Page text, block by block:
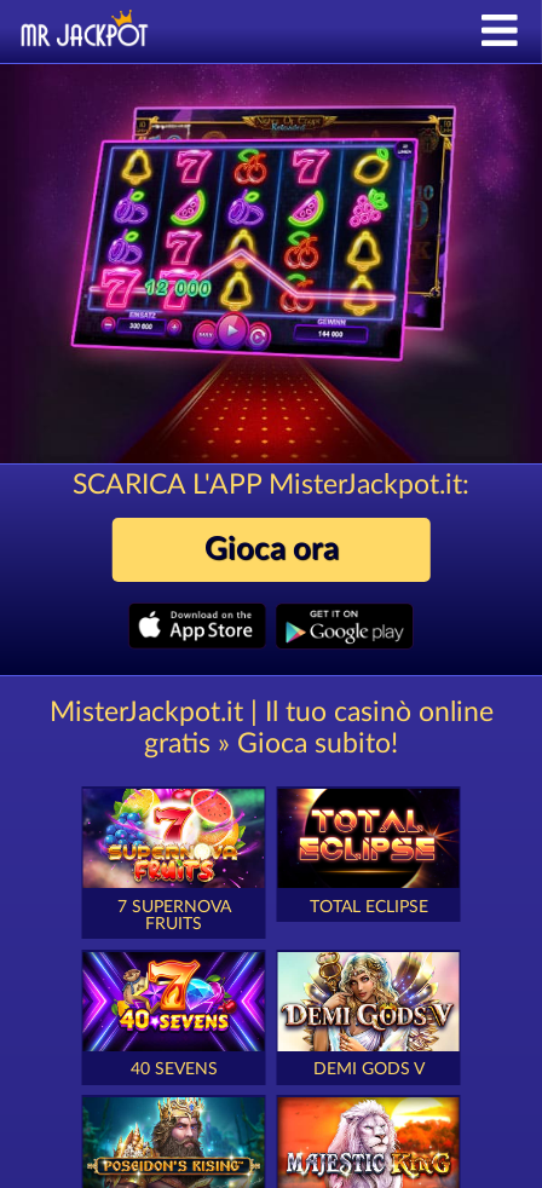
SCARICA L'APP MisterJackpot.it:
Gioca ora
MisterJackpot.it | Il tuo casinò online
gratis » Gioca subito!
7 SUPERNOVA
FRUITS
TOTAL ECLIPSE
40 SEVENS DEMI GODS V